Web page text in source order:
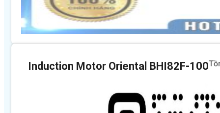
Induction Motor Oriental BHI82F-100